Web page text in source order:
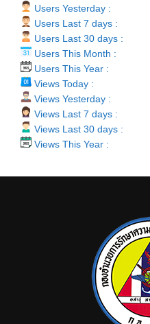
Users Yesterday :
Users Last 7 days :
Users Last 30 days :
Users This Month :
Users This Year :
Views Today :
Views Yesterday :
Views Last 7 days :
Views Last 30 days :
Views This Year :